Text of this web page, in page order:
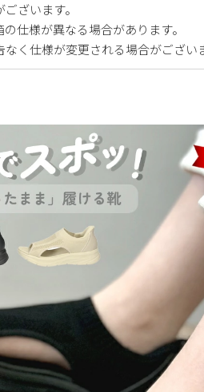
ざいます。
仕様が異なる場合があります。
なく仕様が変更される場合がござい